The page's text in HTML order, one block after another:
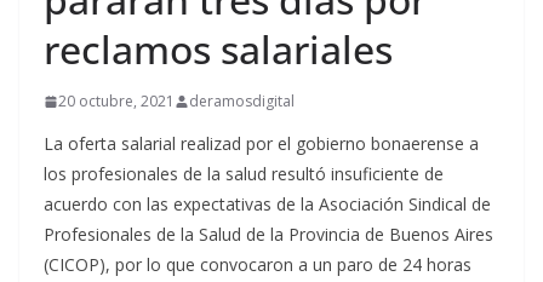
reclamos salariales
20 octubre, 2021 deramosdigital
La oferta salarial realizad por el gobierno bonaerense a
los profesionales de la salud resultó insuficiente de
acuerdo con las expectativas de la Asociación Sindical de
Profesionales de la Salud de la Provincia de Buenos Aires
(CICOP), por lo que convocaron a un paro de 24 horas